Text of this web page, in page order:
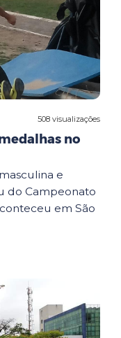
508 visualizações
no
e
do Campeonato
em São